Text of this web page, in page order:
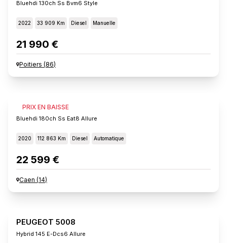
Bluehdi 130ch Ss Bvm6 Style
2022 33 909 Km Diesel Manuelle
21 990 €
Poitiers (86)
PRIX EN BAISSE
PEUGEOT 5008
Bluehdi 180ch Ss Eat8 Allure
2020 112 863 Km Diesel Automatique
22 599 €
Caen (14)
PEUGEOT 5008
Hybrid 145 E-Dcs6 Allure